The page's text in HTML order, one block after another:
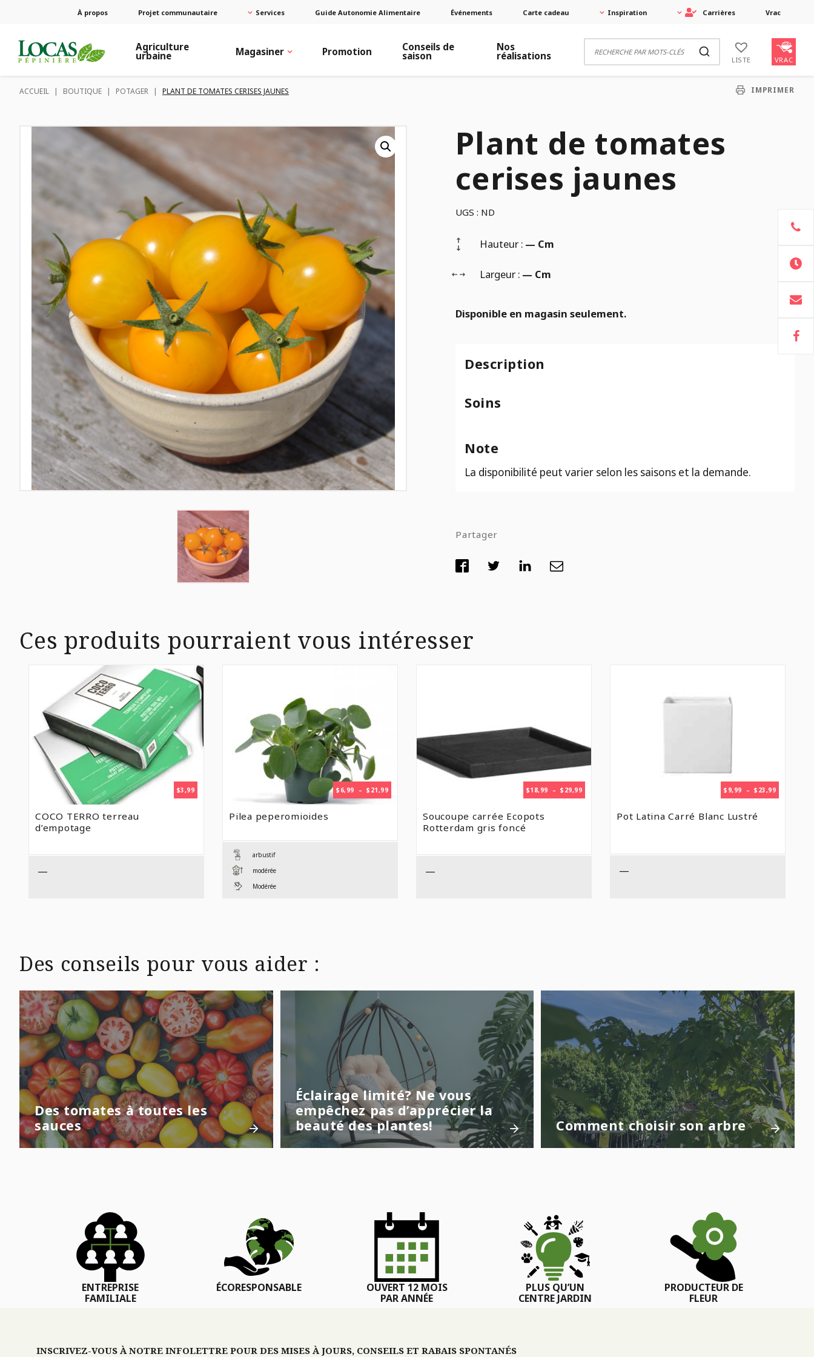
À propos Projet communautaire Services Guide Autonomie Alimentaire Événements Carte cadeau Inspiration Carrières Vrac
Agriculture
urbaine Magasiner Promotion Conseils de
saison
Nos
réalisations LISTE VRAC
ACCUEIL | BOUTIQUE | POTAGER | PLANT DE TOMATES CERISES JAUNES IMPRIMER
Plant de tomates
cerises jaunes
UGS : ND
Hauteur : — Cm
Largeur : — Cm
Disponible en magasin seulement.
Description
Soins
Note
La disponibilité peut varier selon les saisons et la demande.
Partager
Ces produits pourraient vous intéresser
$3,99
COCO TERRO terreau
d’empotage
—
$ 6,99 – $ 21,99PLAGE
DE
Pilea peperomioides
arbustif
modérée
Modérée
$18,99 – $ 29,99PLAGE
DE
Soucoupe carrée Ecopots
Rotterdam gris foncé
—
$ 9,99 – $ 23,99PLAGE
DE
Pot Latina Carré Blanc Lustré
—
Des conseils pour vous aider :
Des tomates à toutes les
sauces
Éclairage limité? Ne vous
empêchez pas d’apprécier la
beauté des plantes!
Comment choisir son arbre
ENTREPRISE
FAMILIALE
ÉCORESPONSABLE
OUVERT 12 MOIS
PAR ANNÉE
PLUS QU’UN
CENTRE JARDIN
PRODUCTEUR DE
FLEUR
INSCRIVEZ-VOUS À NOTRE INFOLETTRE POUR DES MISES À JOURS, CONSEILS ET RABAIS SPONTANÉS